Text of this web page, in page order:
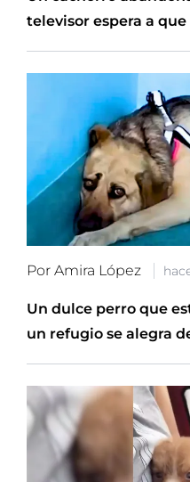
televisor espera a
Por Amira López
Un dulce perro que
un refugio se alegra